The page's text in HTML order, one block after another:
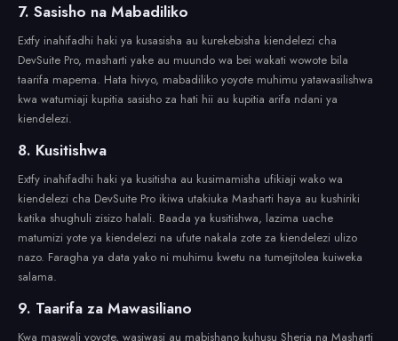
7. Sasisho na Mabadiliko
Extfy inahifadhi haki ya kusasisha au kurekebisha kiendelezi cha
DevSuite Pro, masharti yake au muundo wa bei wakati wowote bila
taarifa mapema. Hata hivyo, mabadiliko yoyote muhimu yatawasilishwa
kwa watumiaji kupitia sasisho za hati hii au kupitia arifa ndani ya
kiendelezi.
8. Kusitishwa
Extfy inahifadhi haki ya kusitisha au kusimamisha ufikiaji wako wa
kiendelezi cha DevSuite Pro ikiwa utakiuka Masharti haya au kushiriki
katika shughuli zisizo halali. Baada ya kusitishwa, lazima uache
matumizi yote ya kiendelezi na ufute nakala zote za kiendelezi ulizo
nazo. Faragha ya data yako ni muhimu kwetu na tumejitolea kuiweka
salama.
9. Taarifa za Mawasiliano
Kwa maswali yoyote, wasiwasi au mabishano kuhusu Sheria na Masharti